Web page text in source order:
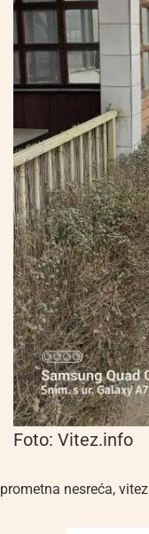
Foto: Vitez.info
prometna nesreća, vitez